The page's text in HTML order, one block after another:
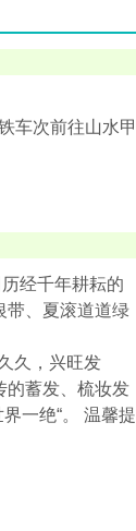
车次前往山水甲
经千年耕耘的
带、夏滚道道绿
久，兴旺发
的蓄发、梳妆发
一绝“。 温馨提